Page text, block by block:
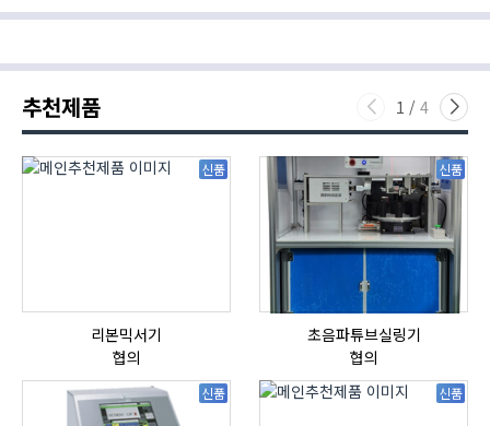
추천제품 1 / 4
신품
리본믹서기
협의
신품
초음파튜브실링기
협의
신품 신품